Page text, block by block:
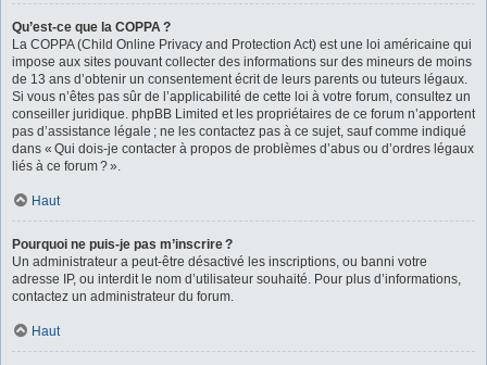
Qu’est-ce que la COPPA ?
La COPPA (Child Online Privacy and Protection Act) est une loi américaine qui
impose aux sites pouvant collecter des informations sur des mineurs de moins
de 13 ans d’obtenir un consentement écrit de leurs parents ou tuteurs légaux.
Si vous n’êtes pas sûr de l’applicabilité de cette loi à votre forum, consultez un
conseiller juridique. phpBB Limited et les propriétaires de ce forum n’apportent
pas d’assistance légale ; ne les contactez pas à ce sujet, sauf comme indiqué
dans « Qui dois-je contacter à propos de problèmes d’abus ou d’ordres légaux
liés à ce forum ? ».
Haut
Pourquoi ne puis-je pas m’inscrire ?
Un administrateur a peut-être désactivé les inscriptions, ou banni votre
adresse IP, ou interdit le nom d’utilisateur souhaité. Pour plus d’informations,
contactez un administrateur du forum.
Haut